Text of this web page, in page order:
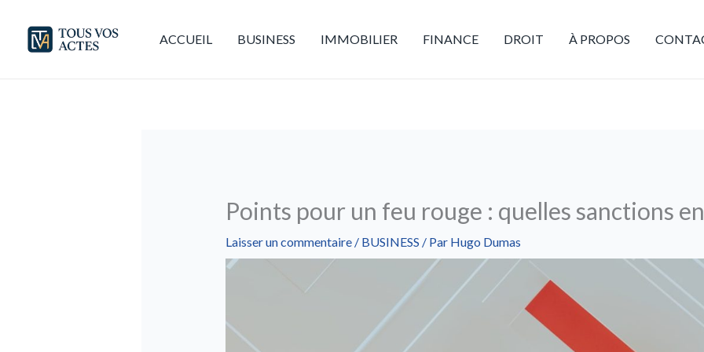
contenu
ACCUEIL BUSINESS IMMOBILIER FINANCE DROIT À PROPOS
Points pour un feu rouge : quelles sanctions
Laisser un commentaire / BUSINESS / Par Hugo Dumas